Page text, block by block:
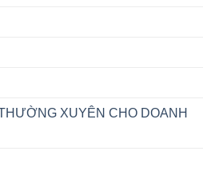
XUYÊN CHO DOANH